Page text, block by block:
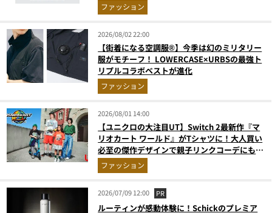
ファッション
2026/08/02 22:00
【街着になる空調服®】今季は幻のミリタリー
服がモチーフ！ LOWERCASE×URBSの最強ト
リプルコラボベストが進化
ファッション
2026/08/01 14:00
【ユニクロの大注目UT】Switch 2最新作『マ
リオカート ワールド』がTシャツに！大人買い
必至の傑作デザインで親子リンクコーデにも最
適ファッション
2026/07/09 12:00 PR
ルーティンが感動体験に！Schickのプレミア